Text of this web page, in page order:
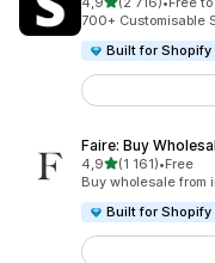
Celkový počet
700+ Customisable
Built for Shopify
Faire: Buy
4,9z 5 hvězd
(1 161)
Celkový počet
•Free
Buy wholesale from
Built for Shopify